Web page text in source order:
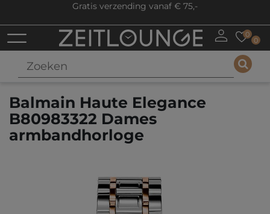
Gratis verzending vanaf € 75,-
0
0
Balmain Haute Elegance
B80983322 Dames
armbandhorloge